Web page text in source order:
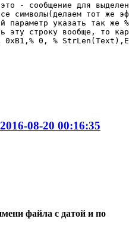
2016-08-20 00:16:35
файла с датой и по